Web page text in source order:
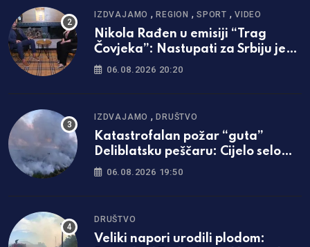
IZDVAJAMO ,REGION ,SPORT ,VIDEO
Nikola Rađen u emisiji “Trag
Čovjeka”: Nastupati za Srbiju je
bila najveća svetinja i ponos /foto
06.08.2026 20:20
IZDVAJAMO ,DRUŠTVO
Katastrofalan požar “guta”
Deliblatsku peščaru: Cijelo selo
evakuisano
06.08.2026 19:50
DRUŠTVO
Veliki napori urodili plodom: